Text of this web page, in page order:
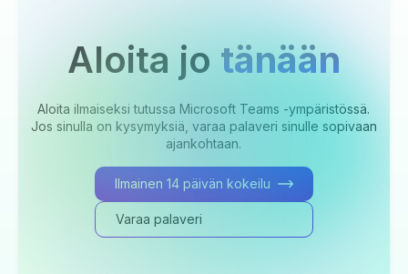
Aloita jo tänään
Aloita ilmaiseksi tutussa Microsoft Teams -ympäristössä.
Jos sinulla on kysymyksiä, varaa palaveri sinulle sopivaan
ajankohtaan.
Ilmainen 14 päivän kokeilu
Varaa palaveri